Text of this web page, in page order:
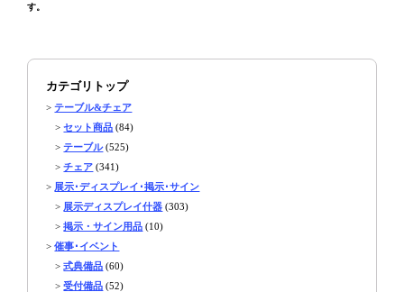
す。
カテゴリトップ
>テーブル&チェア
>セット商品 (84)
>テーブル(525)
>チェア (341)
> 展示･ディスプレイ･掲示･サイン
> 展示ディスプレイ什器 (303)
>掲示・サイン用品 (10)
>催事･イベント
>式典備品 (60)
>受付備品 (52)